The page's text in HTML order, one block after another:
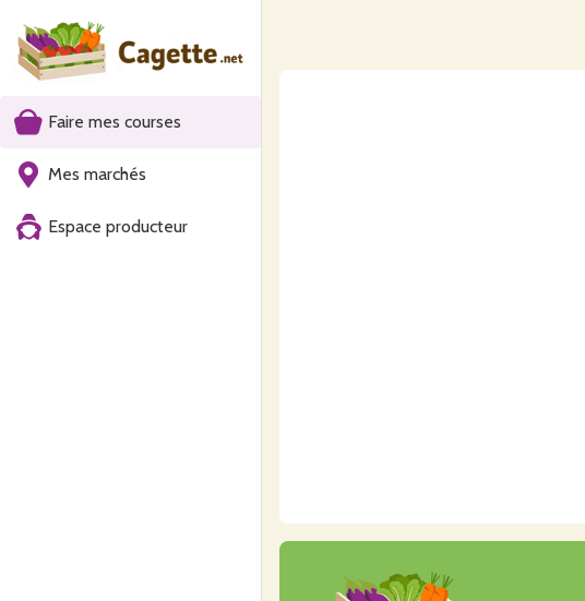
Faire mes courses
Mes marchés
Espace producteur